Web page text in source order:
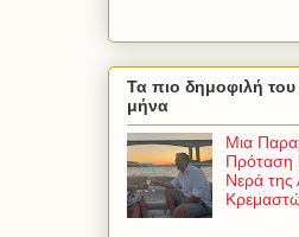
Τα πιο δημοφιλή του
μήνα
Μια
Πρόταση
Νερά της